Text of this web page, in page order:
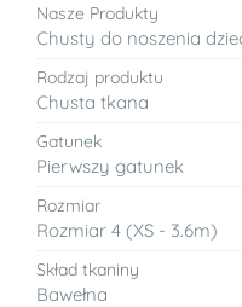
Nasze Produkty
Chusty do noszenia
Rodzaj produktu
Chusta tkana
Gatunek
Pierwszy gatunek
Rozmiar
Rozmiar 4 (XS - 3.6m)
Skład tkaniny
Bawełna